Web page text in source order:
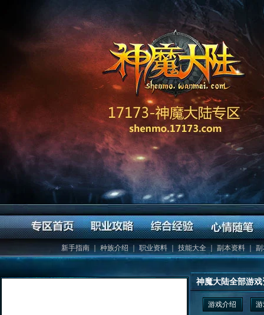
新手指南 种族介绍 ｜ 职业资料 ｜技能大全｜ 副本资料 ｜
神魔大陆全部游戏
游戏介绍